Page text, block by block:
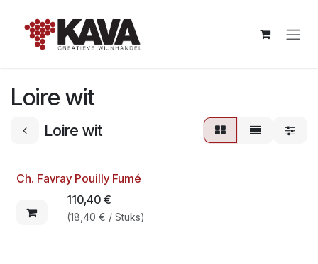
Loire wit
Loire wit
Ch. Favray Pouilly Fumé
110,40€
(18,40 € / Stuks)